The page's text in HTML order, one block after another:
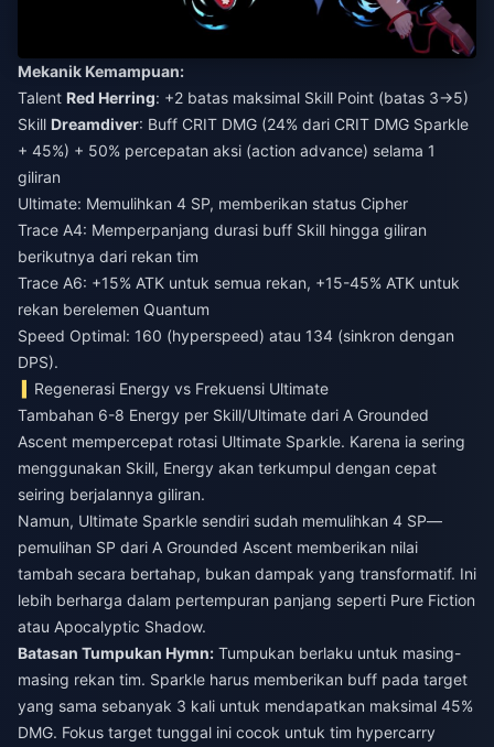
Mekanik Kemampuan:
Talent Red Herring: +2 batas maksimal Skill Point (batas 3→5)
Skill Dreamdiver: Buff CRIT DMG (24% dari CRIT DMG Sparkle
+ 45%) + 50% percepatan aksi (action advance) selama 1
giliran
Ultimate: Memulihkan 4 SP, memberikan status Cipher
Trace A4: Memperpanjang durasi buff Skill hingga giliran
berikutnya dari rekan tim
Trace A6: +15% ATK untuk semua rekan, +15-45% ATK untuk
rekan berelemen Quantum
Speed Optimal: 160 (hyperspeed) atau 134 (sinkron dengan
DPS).
Regenerasi Energy vs Frekuensi Ultimate
Tambahan 6-8 Energy per Skill/Ultimate dari A Grounded
Ascent mempercepat rotasi Ultimate Sparkle. Karena ia sering
menggunakan Skill, Energy akan terkumpul dengan cepat
seiring berjalannya giliran.
Namun, Ultimate Sparkle sendiri sudah memulihkan 4 SP—
pemulihan SP dari A Grounded Ascent memberikan nilai
tambah secara bertahap, bukan dampak yang transformatif. Ini
lebih berharga dalam pertempuran panjang seperti Pure Fiction
atau Apocalyptic Shadow.
Batasan Tumpukan Hymn: Tumpukan berlaku untuk masing-
masing rekan tim. Sparkle harus memberikan buff pada target
yang sama sebanyak 3 kali untuk mendapatkan maksimal 45%
DMG. Fokus target tunggal ini cocok untuk tim hypercarry